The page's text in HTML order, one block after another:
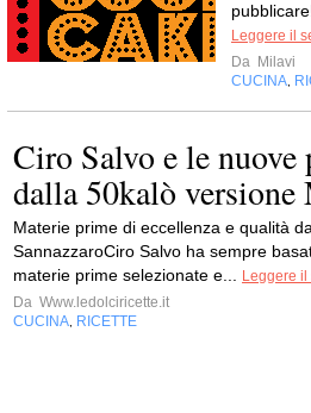
Leggere il
Da Milavi
CUCINA,
Ciro Salvo e le nuove
dalla 50kalò versione
Materie prime di eccellenza e qualità
SannazzaroCiro Salvo ha sempre
materie prime selezionate e... Leggere
Da Www.ledolciricette.it
CUCINA, RICETTE